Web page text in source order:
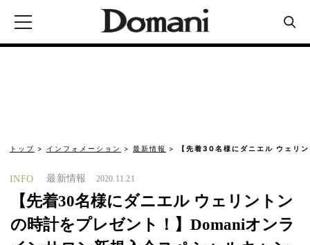
トップ インフォメーション 最新情報 【先着30名様にダニエル ウェリ
INFO 最新情報 2020.11.21
【先着30名様にダニエル ウェリントン
の時計をプレゼント！】Domaniオンラ